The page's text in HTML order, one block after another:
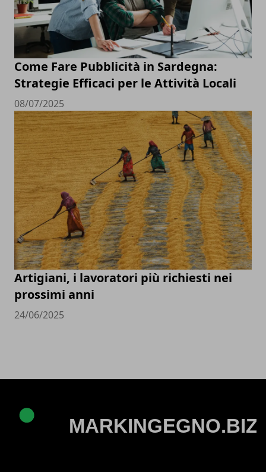
Come Fare Pubblicità in Sardegna:
Strategie Efficaci per le Attività Locali
08/07/2025
Artigiani, i lavoratori più richiesti nei
prossimi anni
24/06/2025